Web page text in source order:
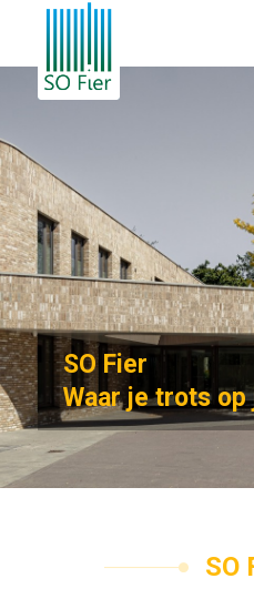
SO Fier
Waar je trots
SO